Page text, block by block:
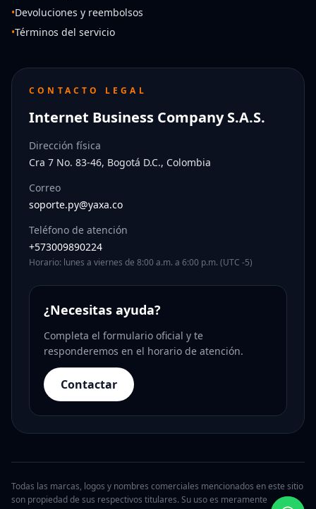
•Devoluciones y reembolsos
•Términos del servicio
CONTACTO LEGAL
Internet Business Company S.A.S.
Dirección física
Cra 7 No. 83-46, Bogotá D.C., Colombia
Correo
soporte.py@yaxa.co
Teléfono de atención
+573009890224
Horario: lunes a viernes de 8:00 a.m. a 6:00 p.m. (UTC -5)
¿Necesitas ayuda?
Completa el formulario oficial y te
responderemos en el horario de atención.
Contactar
Todas las marcas, logos y nombres comerciales mencionados en este sitio
son propiedad de sus respectivos titulares. Su uso es meramente